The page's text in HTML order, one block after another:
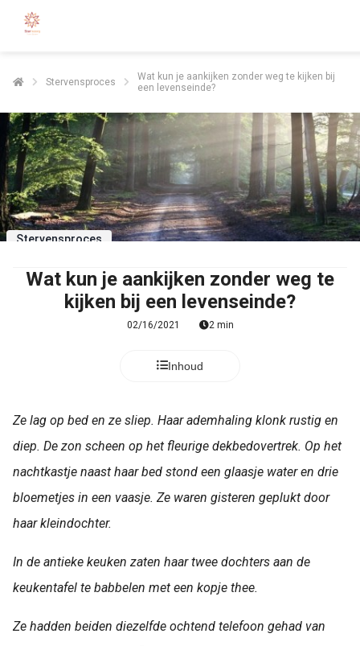
Stervensproces
Wat kun je aankijken zonder weg te kijken bij
een levenseinde?
Stervensproces
Wat kun je aankijken zonder weg te
kijken bij een levenseinde?
02/16/2021 2 min
Inhoud
Ze lag op bed en ze sliep. Haar ademhaling klonk rustig en
diep. De zon scheen op het fleurige dekbedovertrek. Op het
nachtkastje naast haar bed stond een glaasje water en drie
bloemetjes in een vaasje. Ze waren gisteren geplukt door
haar kleindochter.
In de antieke keuken zaten haar twee dochters aan de
keukentafel te babbelen met een kopje thee.
Ze hadden beiden diezelfde ochtend telefoon gehad van